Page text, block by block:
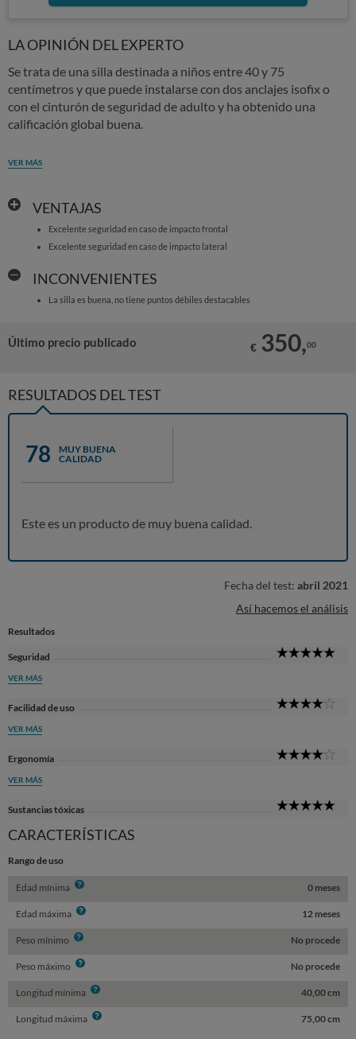
LA OPINIÓN DEL EXPERTO
Se trata de una silla destinada a niños entre 40 y 75
centímetros y que puede instalarse con dos anclajes isofix o
con el cinturón de seguridad de adulto y ha obtenido una
calificación global buena.
VER MÁS
VENTAJAS
Excelente seguridad en caso de impacto frontal
Excelente seguridad en caso de impacto lateral
INCONVENIENTES
La silla es buena, no tiene puntos débiles destacables
Último precio publicado € 350,00
RESULTADOS DEL TEST
78
MUY BUENA
CALIDAD
Este es un producto de muy buena calidad.
Fecha del test: abril 2021
Así hacemos el análisis
Resultados
Seguridad
VER MÁS
Facilidad de uso
VER MÁS
Ergonomía
VER MÁS
Sustancias tóxicas
CARACTERÍSTICAS
Rango de uso
Edad mínima Info 0 meses
Edad máxima Info 12 meses
Peso mínimo Info No procede
Peso máximo Info No procede
Longitud mínima Info 40,00 cm
Longitud máxima Info 75,00 cm